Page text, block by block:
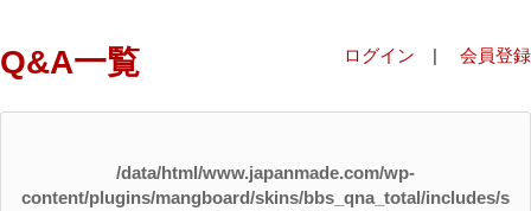
Q&A一覧 ログイン | 会員登録
/data/html/www.japanmade.com/wp-
content/plugins/mangboard/skins/bbs_qna_total/includes/s